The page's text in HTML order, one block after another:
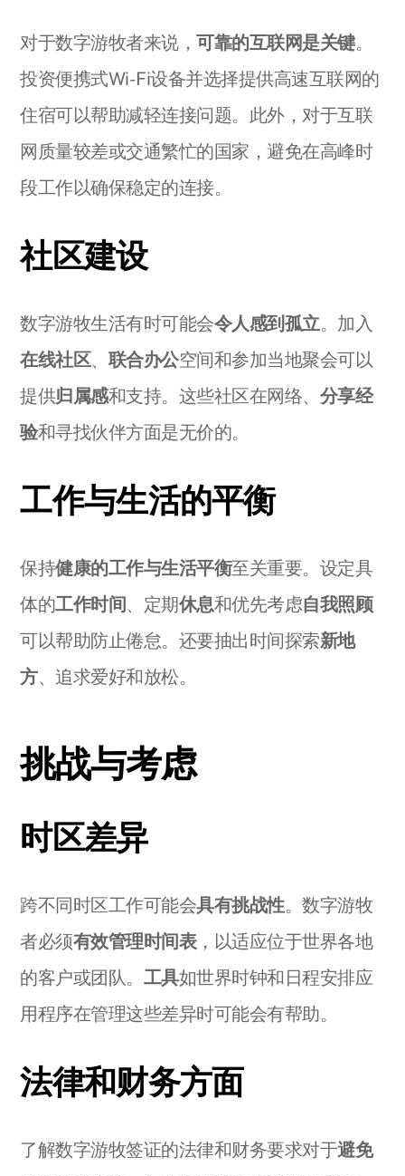
对于数字游牧者来说，可靠的互联网是关键。
投资便携式Wi-Fi设备并选择提供高速互联网的
住宿可以帮助减轻连接问题。此外，对于互联
网质量较差或交通繁忙的国家，避免在高峰时
段工作以确保稳定的连接。
社区建设
数字游牧生活有时可能会令人感到孤立。加入
在线社区、 联合办公空间和参加当地聚会可以
提供归属感和支持。这些社区在网络、 分享经
验和寻找伙伴方面是无价的。
工作与生活的平衡
保持健康的工作与生活平衡至关重要。设定具
体的工作时间、定期休息和优先考虑自我照顾
可以帮助防止倦怠。还要抽出时间探索新地
方、追求爱好和放松。
挑战与考虑
时区差异
跨不同时区工作可能会具有挑战性。数字游牧
者必须有效管理时间表，以适应位于世界各地
的客户或团队。 工具如世界时钟和日程安排应
用程序在管理这些差异时可能会有帮助。
法律和财务方面
了解数字游牧签证的法律和财务要求对于避免